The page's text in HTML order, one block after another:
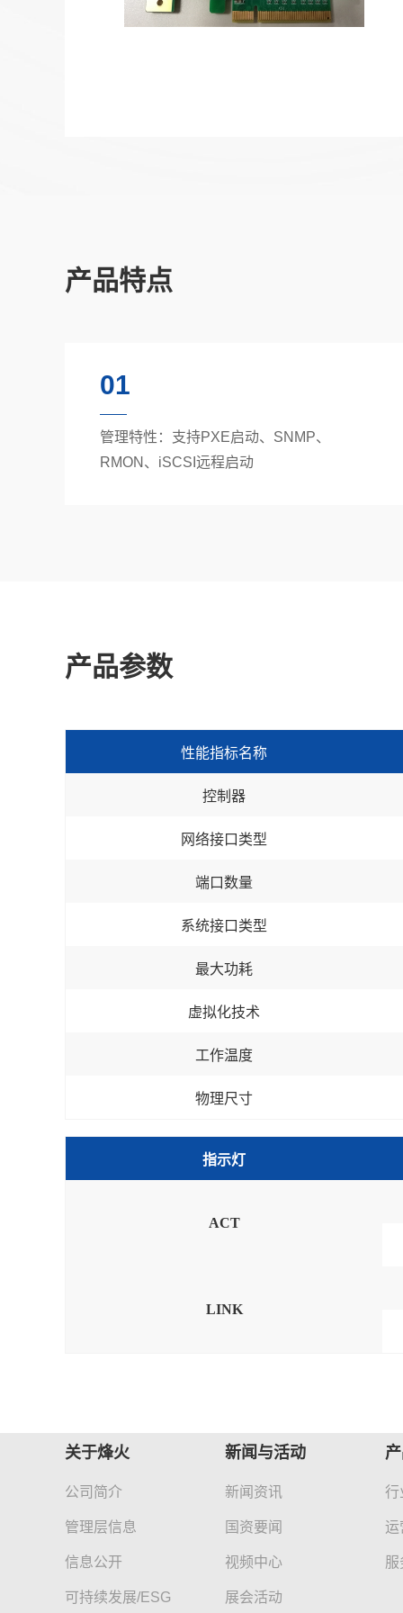
产品特点
01
管理特性：支持PXE启动、SNMP、
RMON、iSCSI远程启动
产品参数
性能指标名称
控制器
网络接口类型
端口数量
系统接口类型
最大功耗
虚拟化技术
工作温度
物理尺寸
指示灯
ACT
LINK
关于烽火
公司简介
管理层信息
信息公开
可持续发展/ESG
新闻与活动
新闻资讯
国资要闻
视频中心
展会活动
行
运
服